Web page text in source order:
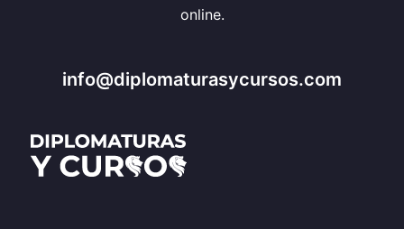
online.
info@diplomaturasycursos.com